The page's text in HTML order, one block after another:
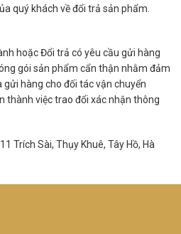
quý khách về đổi trả sản phẩm.
hoặc Đổi trả có yêu cầu gửi hàng
gói sản phẩm cẩn thận nhằm đảm
hàng cho đối tác vận chuyển
thành việc trao đổi xác nhận thông
Trích Sài, Thụy Khuê, Tây Hồ, Hà